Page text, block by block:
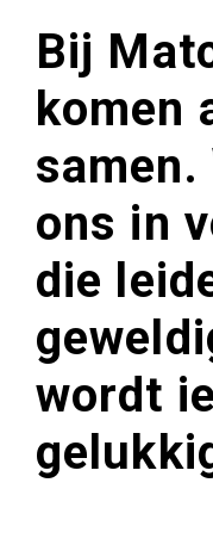
Bij
komen
samen.
ons in
die
wordt